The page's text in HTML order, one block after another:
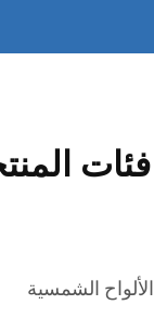
فئات
الشمسية